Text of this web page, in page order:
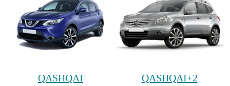
QASHQAI QASHQAI+2